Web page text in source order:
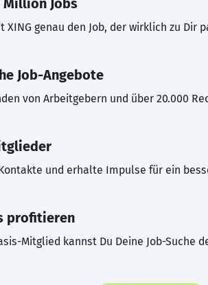
Million Jobs
XING genau den Job, der wirklich zu Dir
Job-Angebote
von Arbeitgebern und über 20.000
und erhalte Impulse für ein
profitieren
Mitglied kannst Du Deine Job-Suche